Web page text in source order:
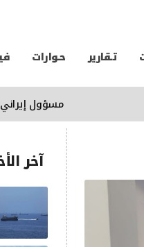
تـقارير حـوارات
مسؤول إيراني:
آخر